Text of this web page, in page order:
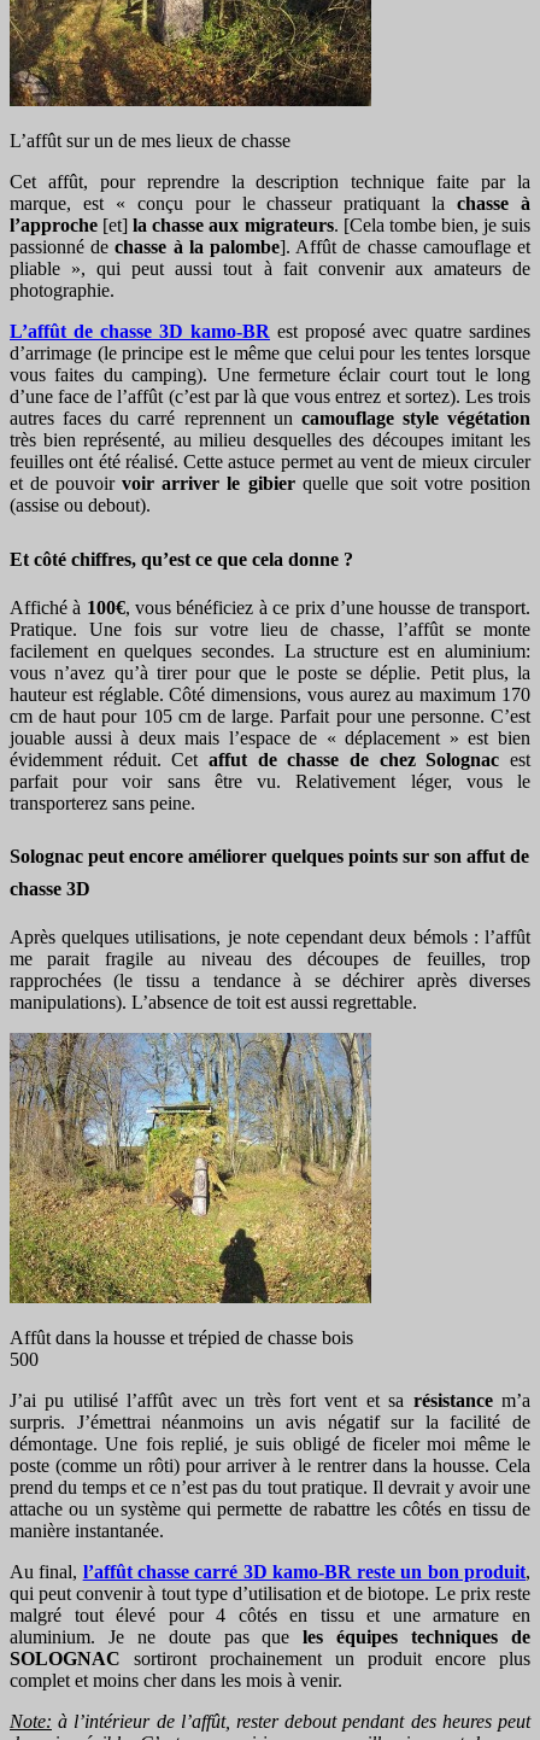
L’affût sur un de mes lieux de chasse
Cet affût, pour reprendre la description technique faite par la
marque, est « conçu pour le chasseur pratiquant lachasse à
l’approche [et]la chasse aux migrateurs. [Cela tombe bien, je suis
passionné dechasse à la palombe]. Affût de chasse camouflage et
pliable », qui peut aussi tout à fait convenir aux amateurs de
photographie.
L’affût de chasse 3D kamo-BR est proposé avec quatre sardines
d’arrimage (le principe est le même que celui pour les tentes lorsque
vous faites du camping). Une fermeture éclair court tout le long
d’une face de l’affût (c’est par là que vous entrez et sortez). Les trois
autres faces du carré reprennent un camouflage style végétation
très bien représenté, au milieu desquelles des découpes imitant les
feuilles ont été réalisé. Cette astuce permet au vent de mieux circuler
et de pouvoirvoir arriver le gibier quelle que soit votre position
(assise ou debout).
Et côté chiffres, qu’est ce que cela donne ?
Affiché à 100€, vous bénéficiez à ce prix d’une housse de transport.
Pratique. Une fois sur votre lieu de chasse, l’affût se monte
facilement en quelques secondes. La structure est en aluminium:
vous n’avez qu’à tirer pour que le poste se déplie. Petit plus, la
hauteur est réglable. Côté dimensions, vous aurez au maximum 170
cm de haut pour 105 cm de large. Parfait pour une personne. C’est
jouable aussi à deux mais l’espace de « déplacement » est bien
évidemment réduit. Cet affut de chasse de chez Solognac est
parfait pour voir sans être vu. Relativement léger, vous le
transporterez sans peine.
Solognac peut encore améliorer quelques points sur son affut de
chasse 3D
Après quelques utilisations, je note cependant deux bémols : l’affût
me parait fragile au niveau des découpes de feuilles, trop
rapprochées (le tissu a tendance à se déchirer après diverses
manipulations). L’absence de toit est aussi regrettable.
Affût dans la housse et trépied de chasse bois
500
J’ai pu utilisé l’affût avec un très fort vent et sa résistancem’a
surpris. J’émettrai néanmoins un avis négatif sur la facilité de
démontage. Une fois replié, je suis obligé de ficeler moi même le
poste (comme un rôti) pour arriver à le rentrer dans la housse. Cela
prend du temps et ce n’est pas du tout pratique. Il devrait y avoir une
attache ou un système qui permette de rabattre les côtés en tissu de
manière instantanée.
Au final, l’affût chasse carré 3D kamo-BR reste un bon produit,
qui peut convenir à tout type d’utilisation et de biotope. Le prix reste
malgré tout élevé pour 4 côtés en tissu et une armature en
aluminium. Je ne doute pas queles équipes techniques de
SOLOGNAC sortiront prochainement un produit encore plus
complet et moins cher dans les mois à venir.
Note: à l’intérieur de l’affût, rester debout pendant des heures peut